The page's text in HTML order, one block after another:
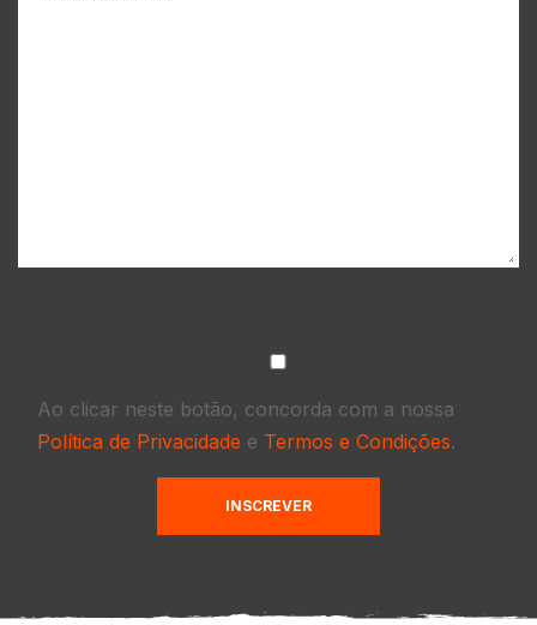
Ao clicar neste botão, concorda com a nossa
Política de Privacidade e Termos e Condições.
INSCREVER